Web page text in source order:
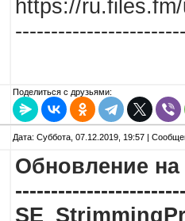
https://
Поделиться с друзьями:
Дата: Суббота, 07.12.2019, 19:57 |
Обновление на